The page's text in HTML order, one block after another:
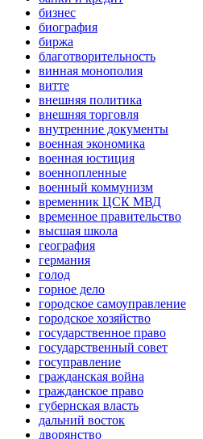
бизнес
биография
биржа
благотворительность
винная монополия
витте
внешняя политика
внешняя торговля
внутренние документы
военная экономика
военная юстиция
военнопленные
военный коммунизм
временник ЦСК МВД
временное правительство
высшая школа
география
германия
голод
горное дело
городское самоуправление
городское хозяйство
государственное право
государственный совет
госуправление
гражданская война
гражданское право
губернская власть
дальний восток
дворянство